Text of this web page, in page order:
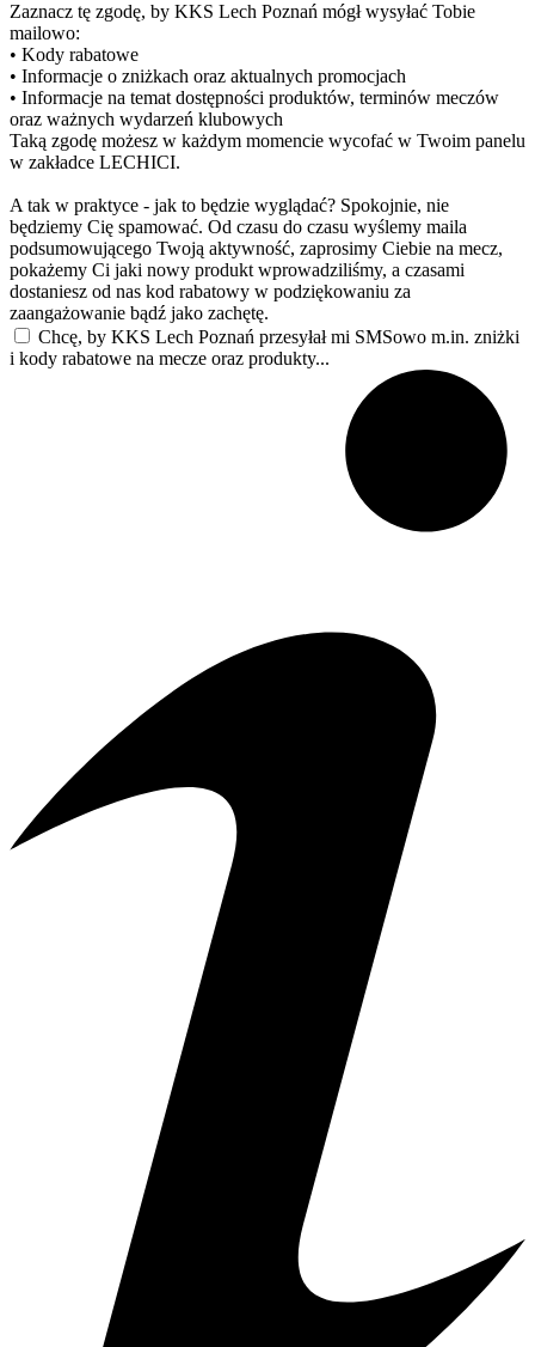
Zaznacz tę zgodę, by KKS Lech Poznań mógł wysyłać Tobie
mailowo:
• Kody rabatowe
• Informacje o zniżkach oraz aktualnych promocjach
• Informacje na temat dostępności produktów, terminów meczów
oraz ważnych wydarzeń klubowych
Taką zgodę możesz w każdym momencie wycofać w Twoim panelu
w zakładce LECHICI.
A tak w praktyce - jak to będzie wyglądać? Spokojnie, nie
będziemy Cię spamować. Od czasu do czasu wyślemy maila
podsumowującego Twoją aktywność, zaprosimy Ciebie na mecz,
pokażemy Ci jaki nowy produkt wprowadziliśmy, a czasami
dostaniesz od nas kod rabatowy w podziękowaniu za
zaangażowanie bądź jako zachętę.
Chcę, by KKS Lech Poznań przesyłał mi SMSowo m.in. zniżki
i kody rabatowe na mecze oraz produkty...